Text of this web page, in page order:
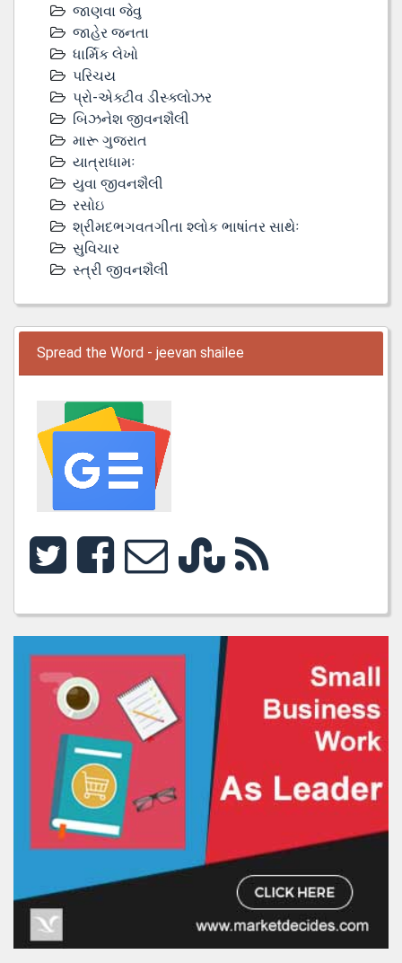
જાણવા જેવુ
જાહેર જનતા
ધાર્મિક લેખો
પરિચય
પ્રો-એક્ટીવ ડીસ્‍ક્લોઝર
બિઝનેશ જીવનશૈલી
મારૂ ગુજરાત
યાત્રાધામઃ
યુવા જીવનશૈલી
રસોઇ
શ્રીમદભગવતગીતા શ્લોક ભાષાંતર સાથેઃ
સુવિચાર
સ્ત્રી જીવનશૈલી
Spread the Word - jeevan shailee